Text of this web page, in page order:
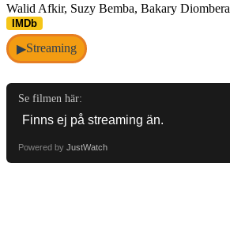
Walid Afkir, Suzy Bemba, Bakary Diombera
IMDb
▶Streaming
Se filmen här:
Powered by JustWatch